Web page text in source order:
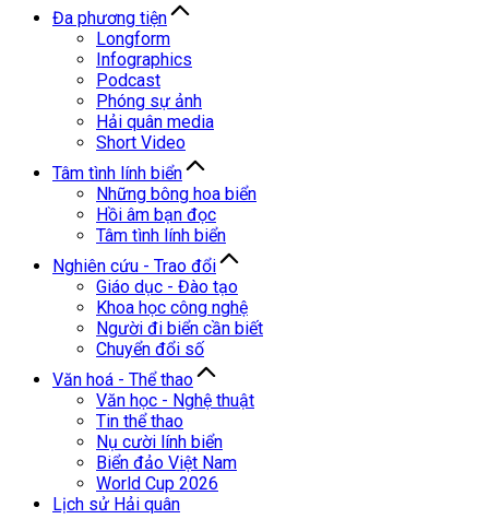
Đa phương tiện
Longform
Infographics
Podcast
Phóng sự ảnh
Hải quân media
Short Video
Tâm tình lính biển
Những bông hoa biển
Hồi âm bạn đọc
Tâm tình lính biển
Nghiên cứu - Trao đổi
Giáo dục - Đào tạo
Khoa học công nghệ
Người đi biển cần biết
Chuyển đổi số
Văn hoá - Thể thao
Văn học - Nghệ thuật
Tin thể thao
Nụ cười lính biển
Biển đảo Việt Nam
World Cup 2026
Lịch sử Hải quân